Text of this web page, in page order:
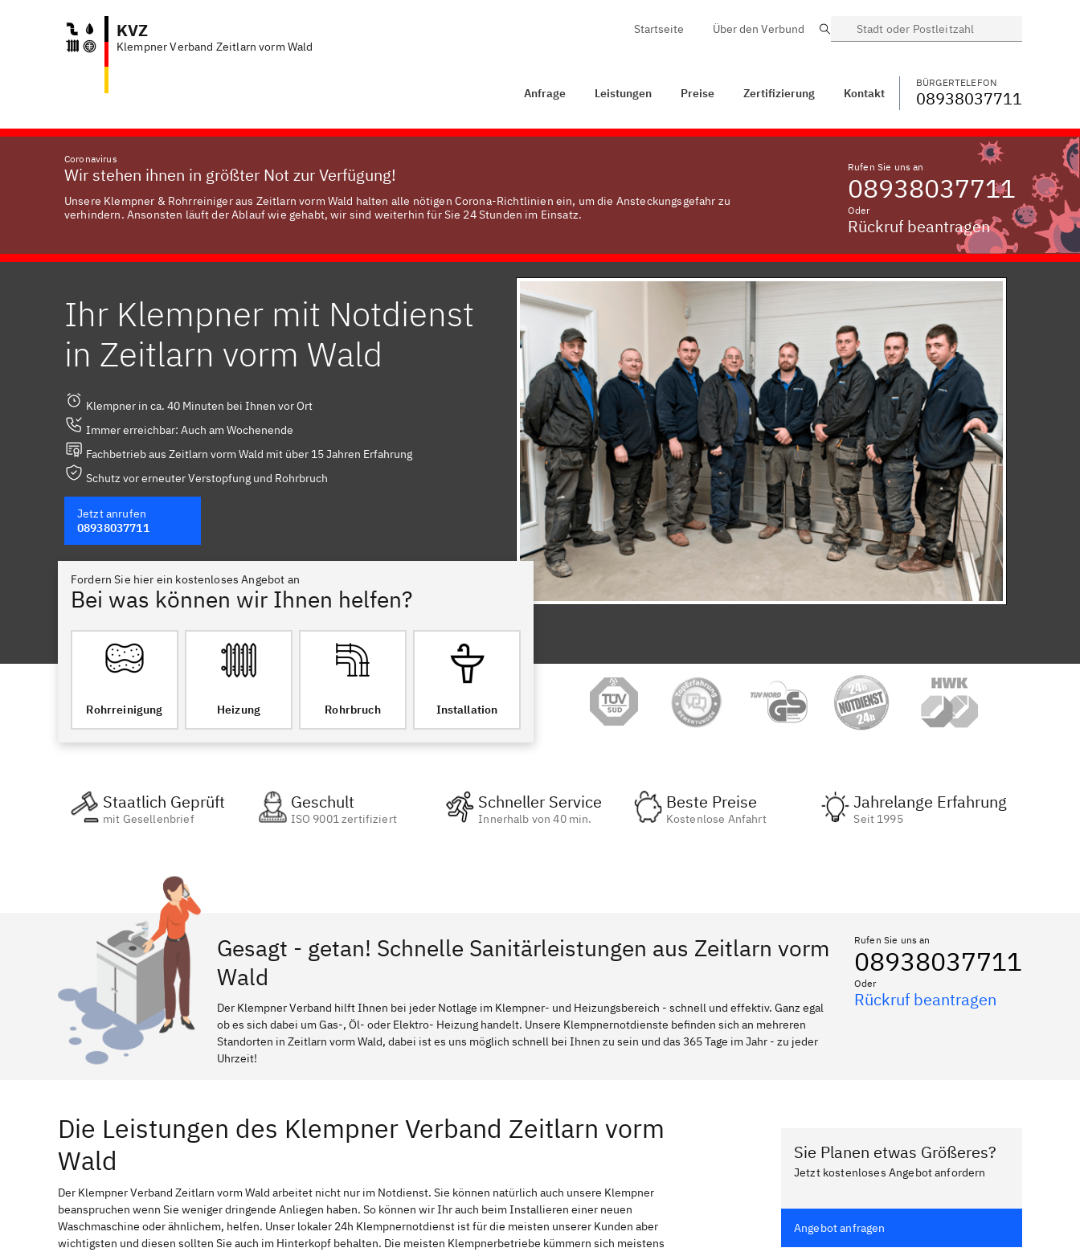
KVZ
Klempner Verband Zeitlarn vorm Wald
BÜRGERTELEFON WECHSELN
Startseite Über den Verbund Suche
Anfrage Leistungen Preise Zertifizierung Kontakt
BÜRGERTELEFON
08938037711
Coronavirus
Wir stehen ihnen in größter Not zur Verfügung!
Unsere Klempner & Rohrreiniger aus Zeitlarn vorm Wald halten alle nötigen Corona-Richtlinien ein, um die Ansteckungsgefahr zu
verhindern. Ansonsten läuft der Ablauf wie gehabt, wir sind weiterhin für Sie 24 Stunden im Einsatz.
Rufen Sie uns an
08938037711
Oder
Rückruf beantragen
Ihr Klempner mit Notdienst
in Zeitlarn vorm Wald
Klempner in ca. 40 Minuten bei Ihnen vor Ort
Immer erreichbar: Auch am Wochenende
Fachbetrieb aus Zeitlarn vorm Wald mit über 15 Jahren Erfahrung
Schutz vor erneuter Verstopfung und Rohrbruch
Jetzt anrufen
08938037711
Fordern Sie hier ein kostenloses Angebot an
Bei was können wir Ihnen helfen?
Rohrreinigung Heizung Rohrbruch Installation
Staatlich Geprüft
mit Gesellenbrief
Geschult
ISO 9001 zertifiziert
Schneller Service
Innerhalb von 40 min.
Beste Preise
Kostenlose Anfahrt
Jahrelange Erfahrung
Seit 1995
Gesagt - getan! Schnelle Sanitärleistungen aus Zeitlarn vorm
Wald
Der Klempner Verband hilft Ihnen bei jeder Notlage im Klempner- und Heizungsbereich - schnell und effektiv. Ganz egal
ob es sich dabei um Gas-, Öl- oder Elektro- Heizung handelt. Unsere Klempnernotdienste befinden sich an mehreren
Standorten in Zeitlarn vorm Wald, dabei ist es uns möglich schnell bei Ihnen zu sein und das 365 Tage im Jahr - zu jeder
Uhrzeit!
Rufen Sie uns an
08938037711
Oder
Rückruf beantragen
Die Leistungen des Klempner Verband Zeitlarn vorm
Wald
Der Klempner Verband Zeitlarn vorm Wald arbeitet nicht nur im Notdienst. Sie können natürlich auch unsere Klempner
beanspruchen wenn Sie weniger dringende Anliegen haben. So können wir Ihr auch beim Installieren einer neuen
Waschmaschine oder ähnlichem, helfen. Unser lokaler 24h Klempnernotdienst ist für die meisten unserer Kunden aber
wichtigsten und diesen sollten Sie auch im Hinterkopf behalten. Die meisten Klempnerbetriebe kümmern sich meistens
Sie Planen etwas Größeres?
Jetzt kostenloses Angebot anfordern
Angebot anfragen